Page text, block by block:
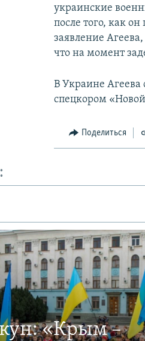
украинские
после того, как
заявление
что на момент
В Украине Агеева
спецкором «Новой
Поделиться
«Крым –